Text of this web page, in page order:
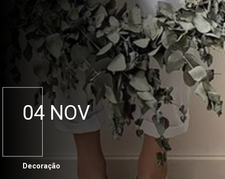
04 NOV
Decoração